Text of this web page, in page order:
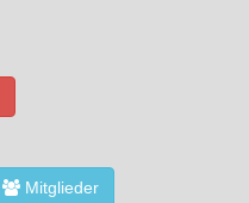
Mitglieder